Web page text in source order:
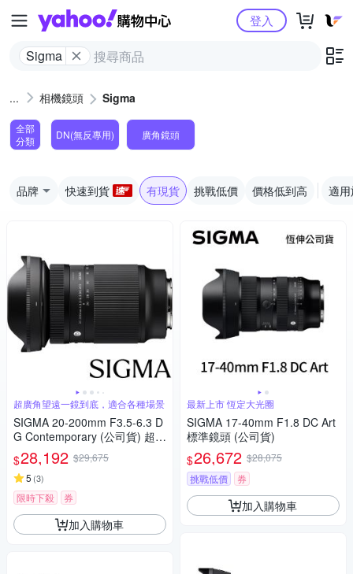
Yahoo購物中心
Sigma
登入
相機鏡頭 Sigma
全部
分類
DN(無反專用) 廣角鏡頭
品牌 快速到貨 有現貨 挑戰低價 價格低到高 適
超廣角望遠一鏡到底，適合各種場景
SIGMA 20-200mm F3.5-6.3 D
G Contemporary (公司貨) 超廣
角變焦鏡頭 旅遊鏡 全片幅無反
微單眼鏡頭
$28,192 $29,675
5 (3)
限時下殺 券
加入購物車
最新上市 恆定大光圈
SIGMA 17-40mm F1.8 DC Art
標準鏡頭 (公司貨)
$26,672 $28,075
挑戰低價
券
加入購物車